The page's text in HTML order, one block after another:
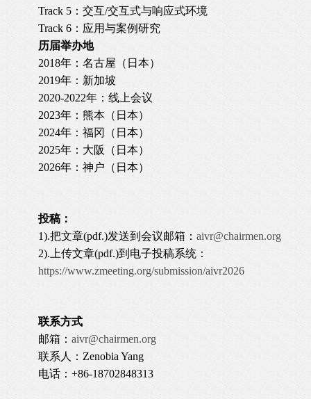
Track 5：交互/交互式与响应式环境
Track 6：应用与案例研究
历届举办地
2018年：名古屋（日本）
2019年：新加坡
2020-2022年：线上会议
2023年：熊本（日本）
2024年：福冈（日本）
2025年：大阪（日本）
2026年：神户（日本）
投稿：
1).把文章(pdf.)发送到会议邮箱： aivr@chairmen.org
2).上传文章(pdf.)到电子投稿系统：
https://www.zmeeting.org/submission/aivr2026
联系方式
邮箱： aivr@chairmen.org
联系人：Zenobia Yang
电话：+86-18702848313